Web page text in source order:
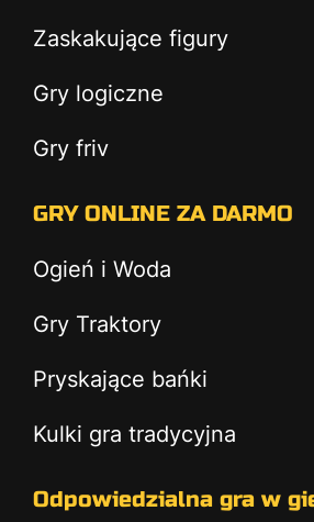
Zaskakujące figury
Gry logiczne
Gry friv
GRY ONLINE ZA DARMO
Ogień i Woda
Gry Traktory
Pryskające bańki
Kulki gra tradycyjna
Odpowiedzialna gra w